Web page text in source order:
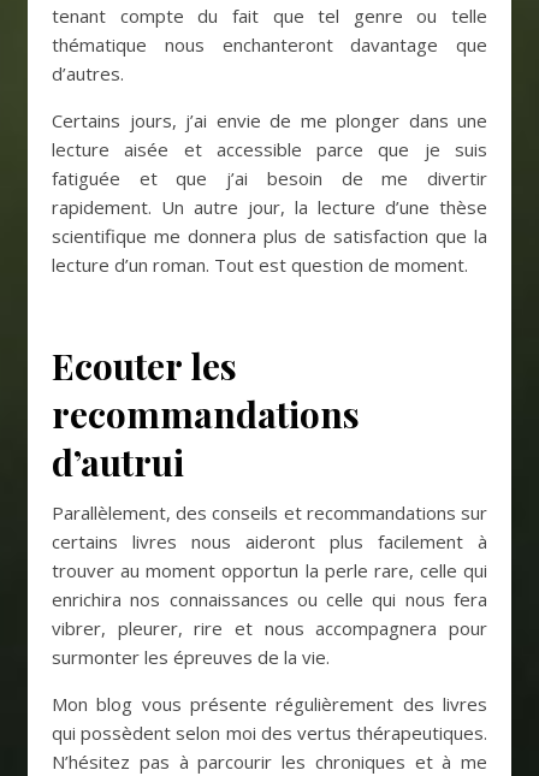
tenant compte du fait que tel genre ou telle
thématique nous enchanteront davantage que
d’autres.
Certains jours, j’ai envie de me plonger dans une
lecture aisée et accessible parce que je suis
fatiguée et que j’ai besoin de me divertir
rapidement. Un autre jour, la lecture d’une thèse
scientifique me donnera plus de satisfaction que la
lecture d’un roman. Tout est question de moment.
Ecouter les
recommandations
d’autrui
Parallèlement, des conseils et recommandations sur
certains livres nous aideront plus facilement à
trouver au moment opportun la perle rare, celle qui
enrichira nos connaissances ou celle qui nous fera
vibrer, pleurer, rire et nous accompagnera pour
surmonter les épreuves de la vie.
Mon blog vous présente régulièrement des livres
qui possèdent selon moi des vertus thérapeutiques.
N’hésitez pas à parcourir les chroniques et à me